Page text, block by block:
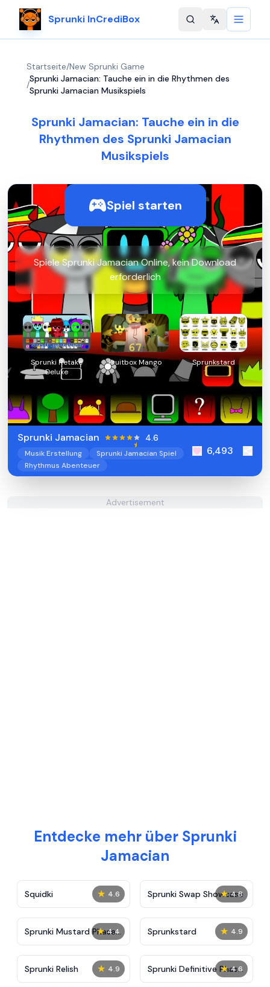
Sprunki InCrediBox Change
Startseite/New Sprunki Game
/
Sprunki Jamacian: Tauche ein in die Rhythmen des
Sprunki Jamacian Musikspiels
Sprunki Jamacian: Tauche ein in die
Rhythmen des Sprunki Jamacian
Musikspiels
Spiel starten
Spiele Sprunki Jamacian Online, kein Download
erforderlich
Sprunki Retake
Deluxe
Fruitbox Mango Sprunkstard
Sprunki Jamacian 4.6
Musik Erstellung
Sprunki Jamacian Spiel
Rhythmus Abenteuer
6,493
Advertisement
Entdecke mehr über Sprunki
Jamacian
★ 4.6
Squidki ★ 4.8
Sprunki Swap Showcase
★ 4.4
Sprunki Mustard Phase
2
★ 4.9
Sprunkstard
★ 4.9
Sprunki Relish ★ 4.6
Sprunki Definitive Phase
7